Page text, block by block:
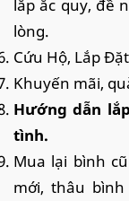
lắp ắc quy, đề
lòng.
Cứu Hộ, Lắp
Khuyến mãi,
Hướng dẫn
tình.
Mua lại bình
mới, thâu bình